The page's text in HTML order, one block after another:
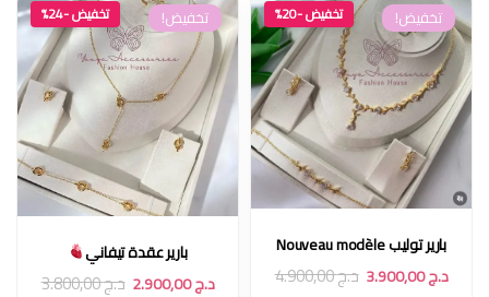
تخفيض! تخفيض -20%
بارير توليب Nouveau modèle
د.ج3.900,00 د.ج4.900,00
تخفيض! تخفيض -24%
بارير عقدة تيفاني
د.ج2.900,00 د.ج3.800,00